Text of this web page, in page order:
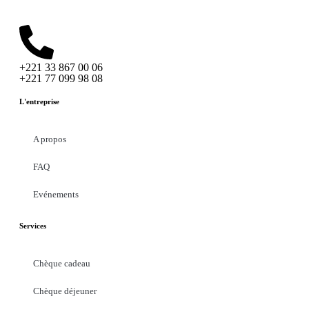
+221 33 867 00 06
+221 77 099 98 08
L'entreprise
A propos
FAQ
Evénements
Services
Chèque cadeau
Chèque déjeuner